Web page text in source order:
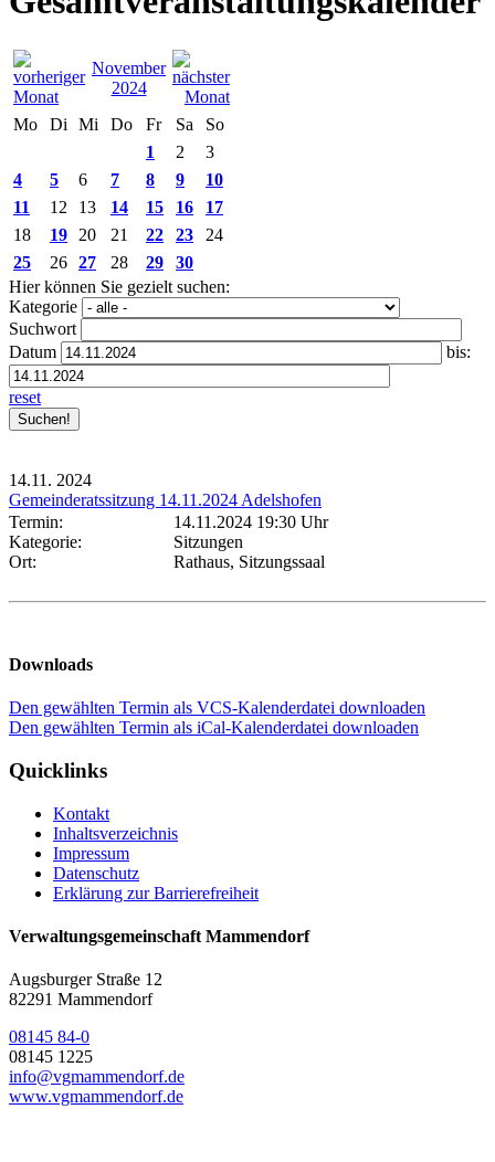
November
2024
Mo
Di Mi Do Fr Sa
So
1
2
3
4
5 6 7 8 9
10
11
12 13 14 15 16
17
18
19 20 21 22 23
24
25
26 27 28 29
30
Hier können Sie gezielt suchen:
Kategorie
Suchwort
Datum
bis:
reset
14.11. 2024
Gemeinderatssitzung 14.11.2024 Adelshofen
Termin:
14.11.2024 19:30 Uhr
Kategorie:
Sitzungen
Ort:
Rathaus, Sitzungssaal
Downloads
Den gewählten Termin als VCS-Kalenderdatei downloaden
Den gewählten Termin als iCal-Kalenderdatei downloaden
Quicklinks
Kontakt
Inhaltsverzeichnis
Impressum
Datenschutz
Erklärung zur Barrierefreiheit
Verwaltungsgemeinschaft Mammendorf
Augsburger Straße 12
82291 Mammendorf
08145 84-0
08145 1225
info@vgmammendorf.de
www.vgmammendorf.de